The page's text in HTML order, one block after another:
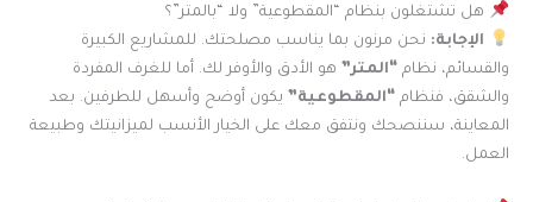
هل تشتغلون بنظام “المقطوعية” ولا “بالمتر”؟
الإجابة: نحن مرنون بما يناسب مصلحتك. للمشاريع الكبيرة
والقسائم، نظام “المتر” هو الأدق والأوفر لك. أما للغرف المفردة
والشقق، فنظام “المقطوعية” يكون أوضح وأسهل للطرفين. بعد
المعاينة، سننصحك ونتفق معك على الخيار الأنسب لميزانيتك وطبيعة
العمل.